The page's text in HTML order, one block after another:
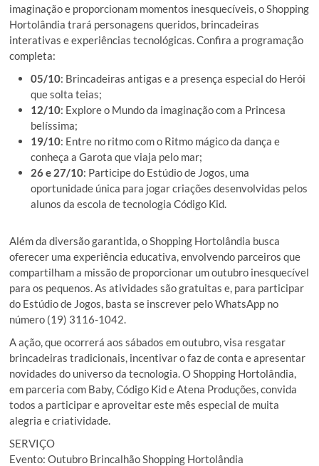
imaginação e proporcionam momentos inesquecíveis, o Shopping
Hortolândia trará personagens queridos, brincadeiras
interativas e experiências tecnológicas. Confira a programação
completa:
05/10: Brincadeiras antigas e a presença especial do Herói
que solta teias;
12/10: Explore o Mundo da imaginação com a Princesa
belíssima;
19/10: Entre no ritmo com o Ritmo mágico da dança e
conheça a Garota que viaja pelo mar;
26 e 27/10: Participe do Estúdio de Jogos, uma
oportunidade única para jogar criações desenvolvidas pelos
alunos da escola de tecnologia Código Kid.
Além da diversão garantida, o Shopping Hortolândia busca
oferecer uma experiência educativa, envolvendo parceiros que
compartilham a missão de proporcionar um outubro inesquecível
para os pequenos. As atividades são gratuitas e, para participar
do Estúdio de Jogos, basta se inscrever pelo WhatsApp no
número (19) 3116-1042.
A ação, que ocorrerá aos sábados em outubro, visa resgatar
brincadeiras tradicionais, incentivar o faz de conta e apresentar
novidades do universo da tecnologia. O Shopping Hortolândia,
em parceria com Baby, Código Kid e Atena Produções, convida
todos a participar e aproveitar este mês especial de muita
alegria e criatividade.
SERVIÇO
Evento: Outubro Brincalhão Shopping Hortolândia